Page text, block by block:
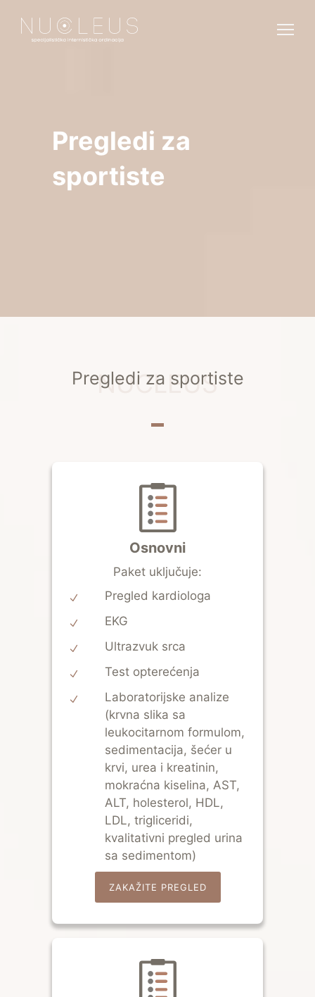
Pregledi za
sportiste
NUCLEUS
Pregledi za sportiste
Osnovni
Paket uključuje:
Pregled kardiologa
EKG
Ultrazvuk srca
Test opterećenja
Laboratorijske analize
(krvna slika sa
leukocitarnom formulom,
sedimentacija, šećer u
krvi, urea i kreatinin,
mokraćna kiselina, AST,
ALT, holesterol, HDL,
LDL, trigliceridi,
kvalitativni pregled urina
sa sedimentom)
ZAKAŽITE PREGLED